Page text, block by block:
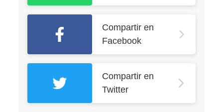
Compartir en
Facebook
Compartir en
Twitter